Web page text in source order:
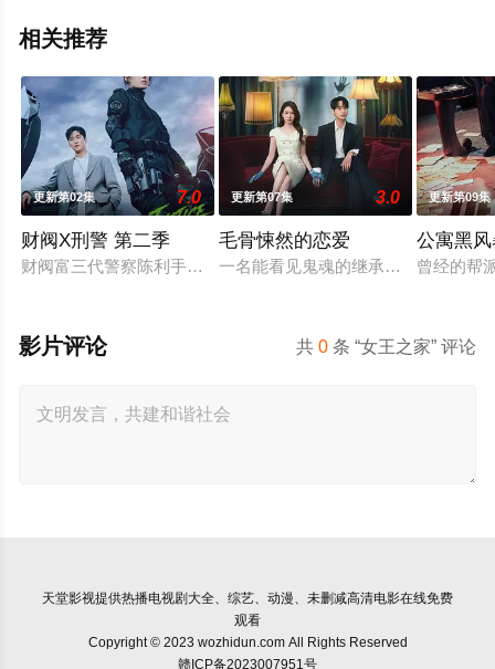
相关推荐
更新第02集 7.0
财阀X刑警 第二季
财阀富三代警察陈利手（安普贤 饰）华丽回归，完美蜕变为成
更新第07集 3.0
毛骨悚然的恋爱
一名能看见鬼魂的继承人与一名王牌
更新第09集
公寓黑
曾经的帮
共0 条 “女王之家” 评论
影片评论
天堂影视提供热播电视剧大全、综艺、动漫、未删减高清电影在线免费
观看
Copyright © 2023 wozhidun.com All Rights Reserved
赣ICP备2023007951号